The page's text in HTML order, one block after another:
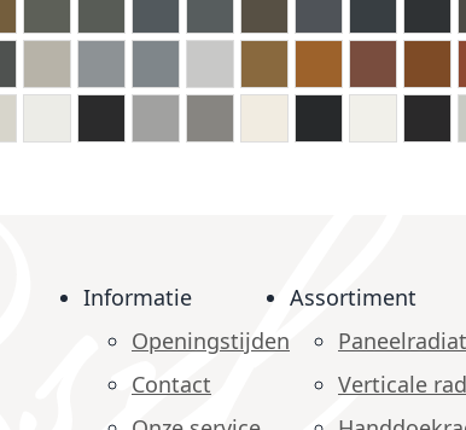
Informatie
Openingstijden
Contact
Assortiment
Verticale